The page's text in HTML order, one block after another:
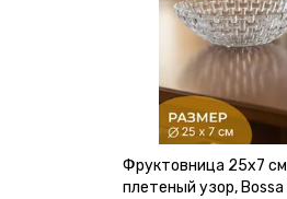
Фруктовница 25х7
плетеный узор, Bossa